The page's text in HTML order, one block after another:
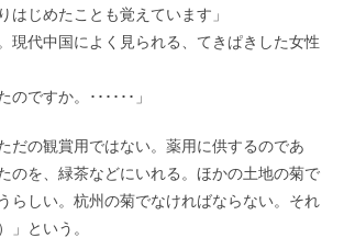
はじめたことも覚えています」
現代中国によく見られる、てきぱきした女性
のですか。･･････」
だの観賞用ではない。薬用に供するのであ
のを、緑茶などにいれる。ほかの土地の菊で
らしい。杭州の菊でなければならない。それ
」という。